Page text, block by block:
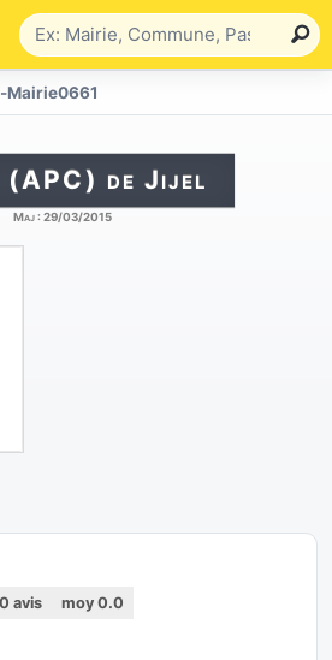
Mairie0661
(APC) de Jijel
Maj : 29/03/2015
0 avis moy 0.0